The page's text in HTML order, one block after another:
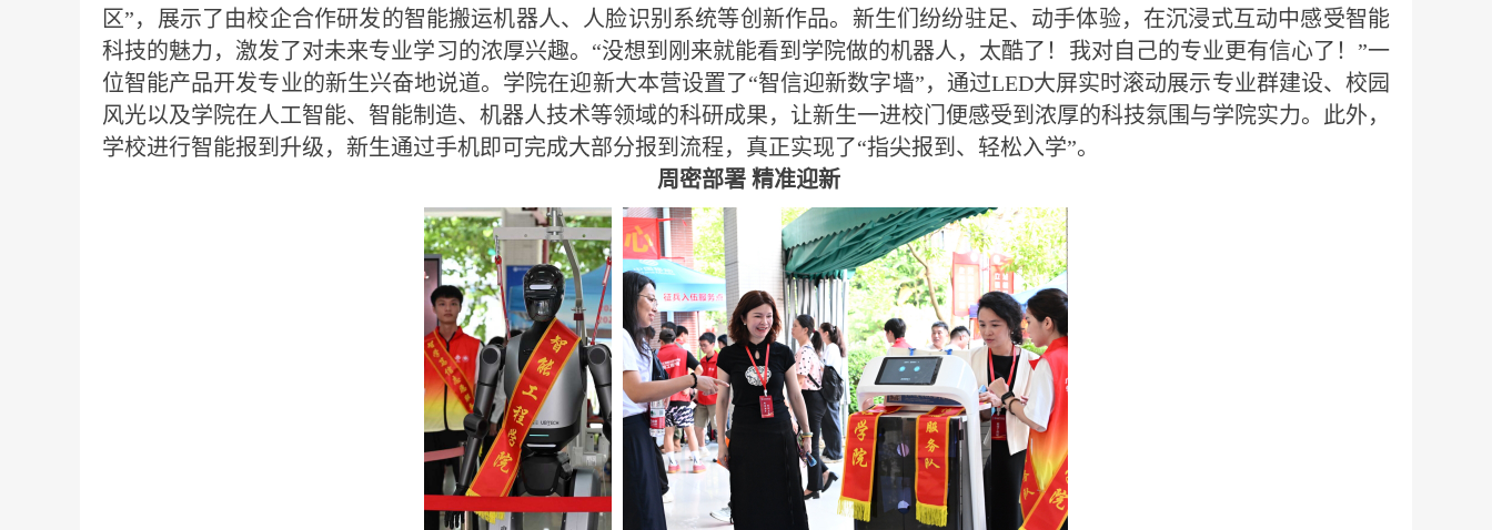
区”，展示了由校企合作研发的智能搬运机器人、人脸识别系统等创新作品。新生们纷纷驻足、动手体验，在沉浸式互动中感受智能
科技的魅力，激发了对未来专业学习的浓厚兴趣。“没想到刚来就能看到学院做的机器人，太酷了！我对自己的专业更有信心了！”一
位智能产品开发专业的新生兴奋地说道。 学院在迎新大本营设置了“智信迎新数字墙”，通过LED大屏实时滚动展示专业群建设、校园
风光以及学院在人工智能、智能制造、机器人技术等领域的科研成果，让新生一进校门便感受到浓厚的科技氛围与学院实力。此外，
学校进行智能报到升级，新生通过手机即可完成大部分报到流程，真正实现了“指尖报到、轻松入学”。
周密部署 精准迎新